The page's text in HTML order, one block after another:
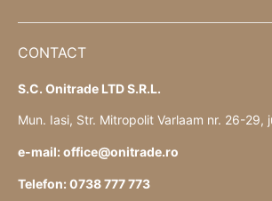
CONTACT
S.C. Onitrade LTD S.R.L.
Mun. Iasi, Str. Mitropolit Varlaam nr. 26-29,
e-mail: office@onitrade.ro
Telefon: 0738 777 773